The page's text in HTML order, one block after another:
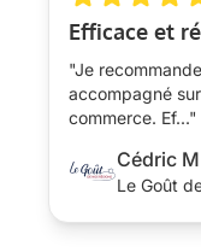
Efficace et
"Je
accompagné
commerce. Ef..."
Cédric M
Le Goût